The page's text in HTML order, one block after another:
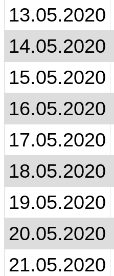
13.05.2020
14.05.2020
15.05.2020
16.05.2020
17.05.2020
18.05.2020
19.05.2020
20.05.2020
21.05.2020